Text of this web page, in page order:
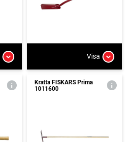
Visa
Kratta FISKARS Prima
1011600